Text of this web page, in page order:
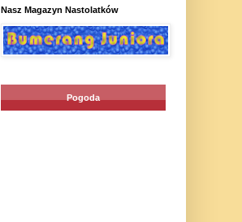
Nasz Magazyn Nastolatków
Pogoda